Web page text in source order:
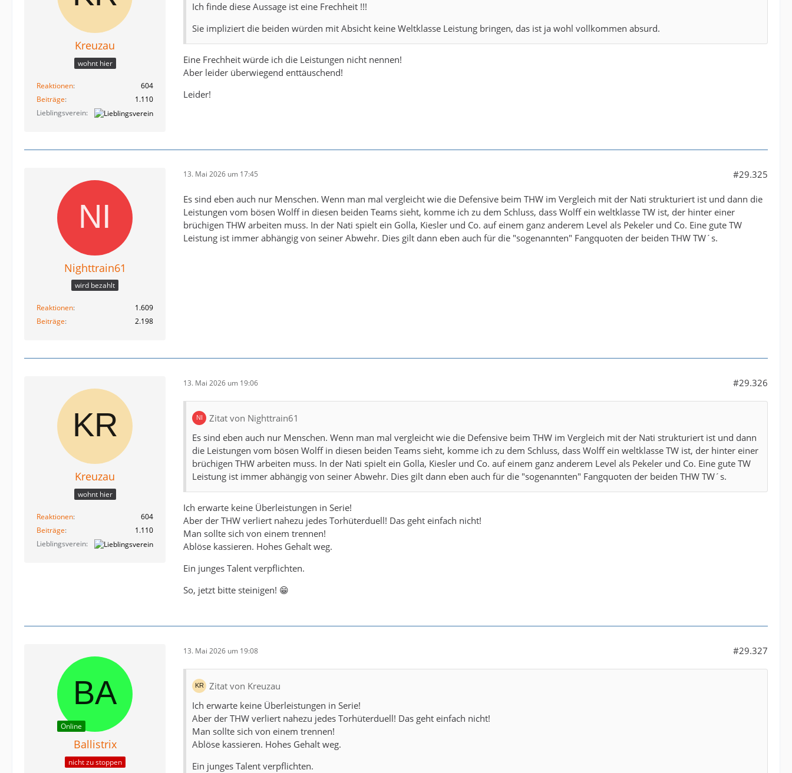
Kreuzau
wohnt hier
Reaktionen
604
Beiträge
1.110
Lieblingsverein
Ich finde diese Aussage ist eine Frechheit !!!
Sie impliziert die beiden würden mit Absicht keine Weltklasse Leistung bringen, das ist ja wohl vollkommen absurd.
Eine Frechheit würde ich die Leistungen nicht nennen!
Aber leider überwiegend enttäuschend!
Leider!
Nighttrain61
wird bezahlt
Reaktionen
1.609
Beiträge
2.198
13. Mai 2026 um 17:45 #29.325
Es sind eben auch nur Menschen. Wenn man mal vergleicht wie die Defensive beim THW im Vergleich mit der Nati strukturiert ist und dann die
Leistungen vom bösen Wolff in diesen beiden Teams sieht, komme ich zu dem Schluss, dass Wolff ein weltklasse TW ist, der hinter einer
brüchigen THW arbeiten muss. In der Nati spielt ein Golla, Kiesler und Co. auf einem ganz anderem Level als Pekeler und Co. Eine gute TW
Leistung ist immer abhängig von seiner Abwehr. Dies gilt dann eben auch für die "sogenannten" Fangquoten der beiden THW TW´s.
Kreuzau
wohnt hier
Reaktionen
604
Beiträge
1.110
Lieblingsverein
13. Mai 2026 um 19:06 #29.326
Zitat von Nighttrain61
Es sind eben auch nur Menschen. Wenn man mal vergleicht wie die Defensive beim THW im Vergleich mit der Nati strukturiert ist und dann
die Leistungen vom bösen Wolff in diesen beiden Teams sieht, komme ich zu dem Schluss, dass Wolff ein weltklasse TW ist, der hinter einer
brüchigen THW arbeiten muss. In der Nati spielt ein Golla, Kiesler und Co. auf einem ganz anderem Level als Pekeler und Co. Eine gute TW
Leistung ist immer abhängig von seiner Abwehr. Dies gilt dann eben auch für die "sogenannten" Fangquoten der beiden THW TW´s.
Ich erwarte keine Überleistungen in Serie!
Aber der THW verliert nahezu jedes Torhüterduell! Das geht einfach nicht!
Man sollte sich von einem trennen!
Ablöse kassieren. Hohes Gehalt weg.
Ein junges Talent verpflichten.
So, jetzt bitte steinigen! 😁
Online
Ballistrix
nicht zu stoppen
13. Mai 2026 um 19:08 #29.327
Zitat von Kreuzau
Ich erwarte keine Überleistungen in Serie!
Aber der THW verliert nahezu jedes Torhüterduell! Das geht einfach nicht!
Man sollte sich von einem trennen!
Ablöse kassieren. Hohes Gehalt weg.
Ein junges Talent verpflichten.